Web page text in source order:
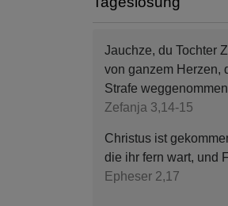
Jauchze, du Tochter
von ganzem Herzen,
Strafe
Zefanja 3,14-15
Christus ist
die ihr fern wart, und
Epheser 2,17